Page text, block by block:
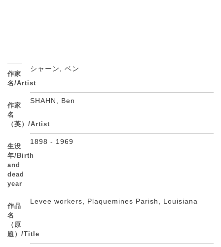
作家
名/Artist
シャーン, ベン
作家
名
（英）/Artist
SHAHN, Ben
生没
年/Birth
and
dead
year
1898 - 1969
作品
名
（原
題）/Title
Levee workers, Plaquemines Parish, Louisiana